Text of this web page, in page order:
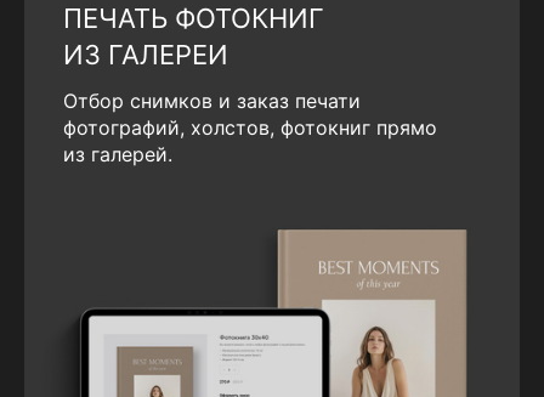
ПЕЧАТЬ ФОТОКНИГ
ИЗ ГАЛЕРЕИ
Отбор снимков и заказ печати
фотографий, холстов, фотокниг прямо
из галерей.